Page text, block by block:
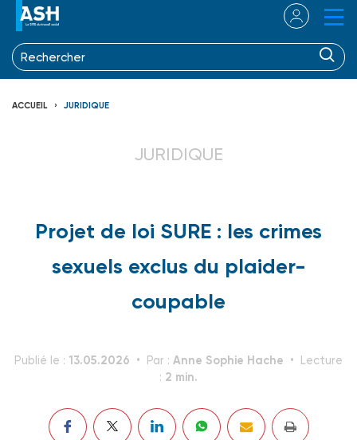
ACCUEIL JURIDIQUE
JURIDIQUE
Projet de loi SURE : les crimes
sexuels exclus du plaider-
coupable
Publié le : 13.05.2026 Par : Anne Sophie Hache
Lecture
: 2 min.